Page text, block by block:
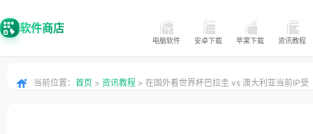
软件商店
电脑软件 安卓下载 苹果下载 资讯教程
当前位置： 首页 > 资讯教程 > 在国外看世界杯巴拉圭 vs 澳大利亚当前IP受